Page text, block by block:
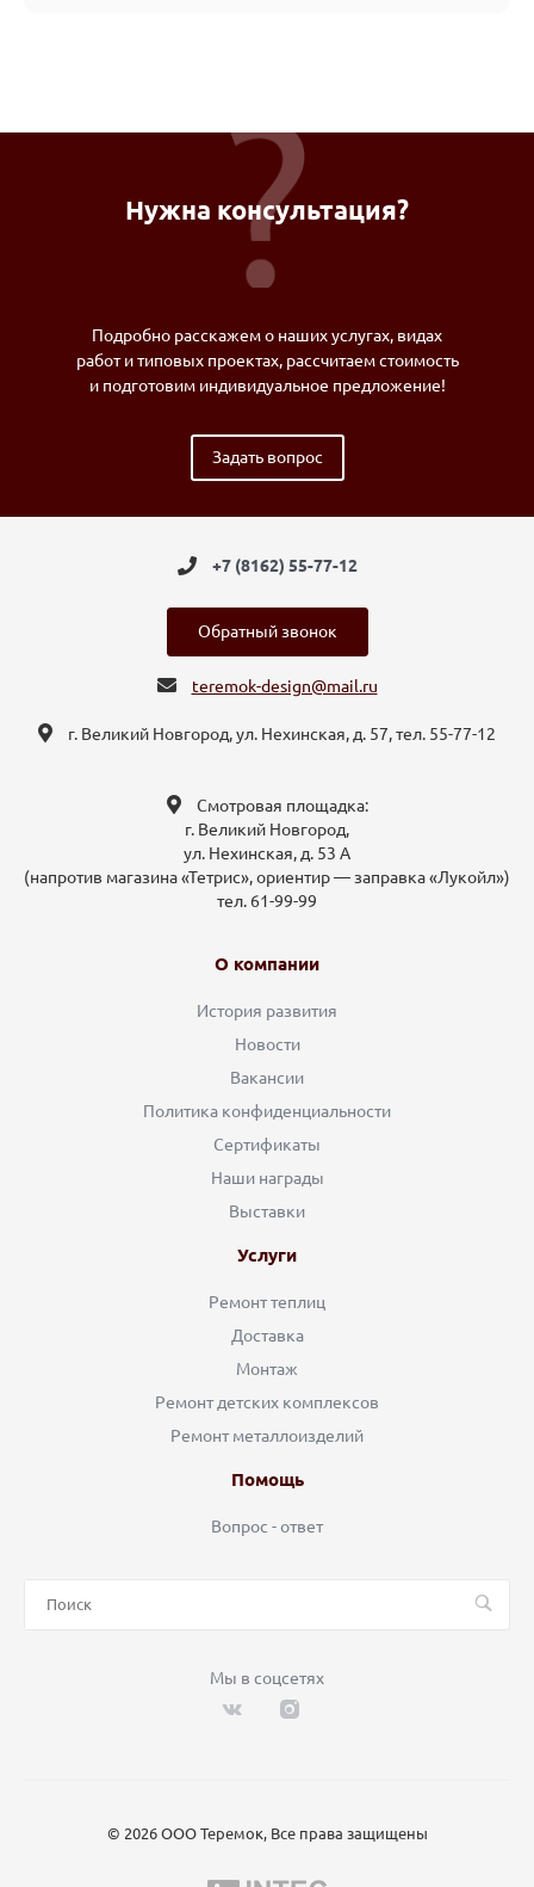
Нужна консультация?
Подробно расскажем о наших услугах, видах
работ и типовых проектах, рассчитаем стоимость
и подготовим индивидуальное предложение!
Задать вопрос
+7 (8162) 55-77-12
Обратный звонок
teremok-design@mail.ru
г. Великий Новгород, ул. Нехинская, д. 57, тел. 55-77-12
Смотровая площадка:
г. Великий Новгород,
ул. Нехинская, д. 53 А
(напротив магазина «Тетрис», ориентир — заправка «Лукойл»)
тел. 61-99-99
О компании
История развития
Новости
Вакансии
Политика конфиденциальности
Сертификаты
Наши награды
Выставки
Услуги
Ремонт теплиц
Доставка
Монтаж
Ремонт детских комплексов
Ремонт металлоизделий
Помощь
Вопрос - ответ
Мы в соцсетях
© 2026 ООО Теремок, Все права защищены